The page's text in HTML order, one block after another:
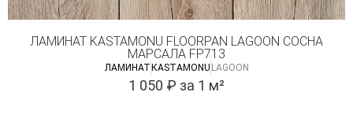
ЛАМИНАТ KASTAMONU FLOORPAN LAGOON СОСНА
МАРСАЛА FP713
ЛАМИНАТКASTAMONU LAGOON
1 050 ₽ за 1 м²